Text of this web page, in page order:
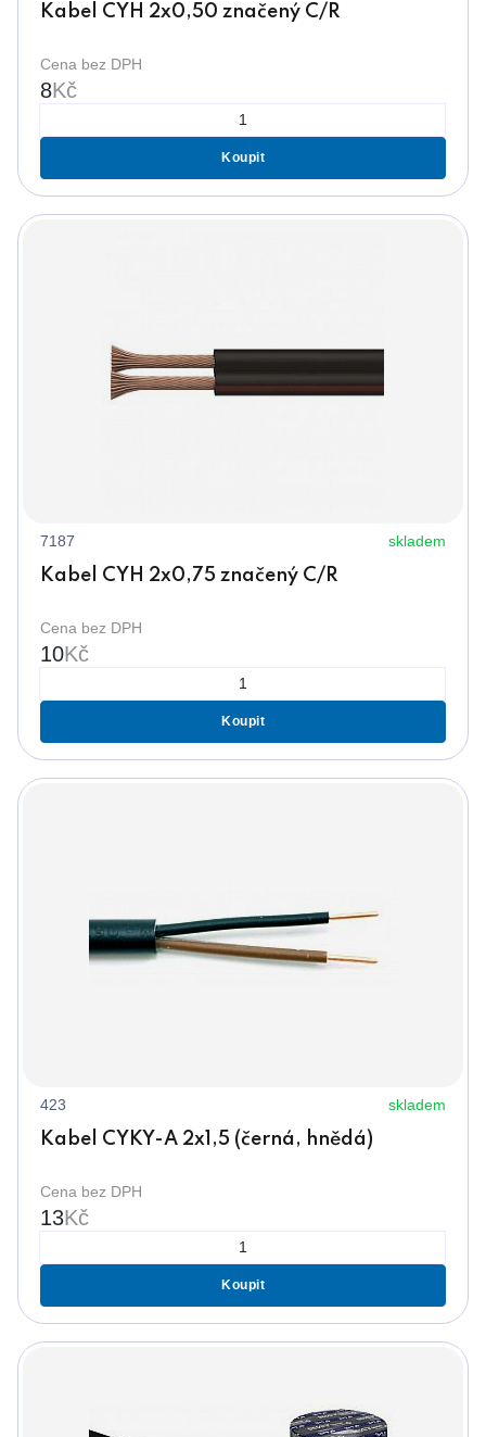
Kabel CYH 2x0,50 značený C/R
Cena bez DPH
8Kč
Koupit
7187 skladem
Kabel CYH 2x0,75 značený C/R
Cena bez DPH
10Kč
Koupit
423 skladem
Kabel CYKY-A 2x1,5 (černá, hnědá)
Cena bez DPH
13Kč
Koupit